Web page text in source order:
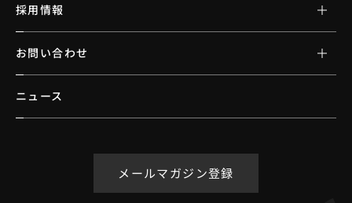
採用情報
お問い合わせ
ニュース
メールマガジン登録